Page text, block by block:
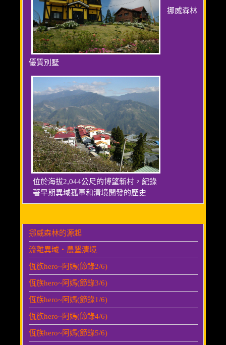
挪威森林
優質別墅
位於海拔2,044公尺的博望新村，紀錄
著早期異域孤軍和清境開發的歷史
挪威森林的源起
流離異域‧農墾清境
佤族hero~阿媽(節錄2/6)
佤族hero~阿媽(節錄3/6)
佤族hero~阿媽(節錄1/6)
佤族hero~阿媽(節錄4/6)
佤族hero~阿媽(節錄5/6)